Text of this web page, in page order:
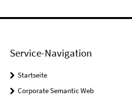
Service-Navigation
Startseite
Corporate Semantic Web